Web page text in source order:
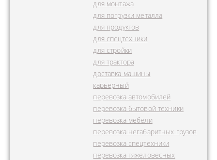
для монтажа
для погрузки металла
для продуктов
для спецтехники
для стройки
для трактора
доставка машины
карьерный
перевозка автомобилей
перевозка бытовой техники
перевозка мебели
перевозка негабаритных грузов
перевозка спецтехники
перевозка тяжеловесных